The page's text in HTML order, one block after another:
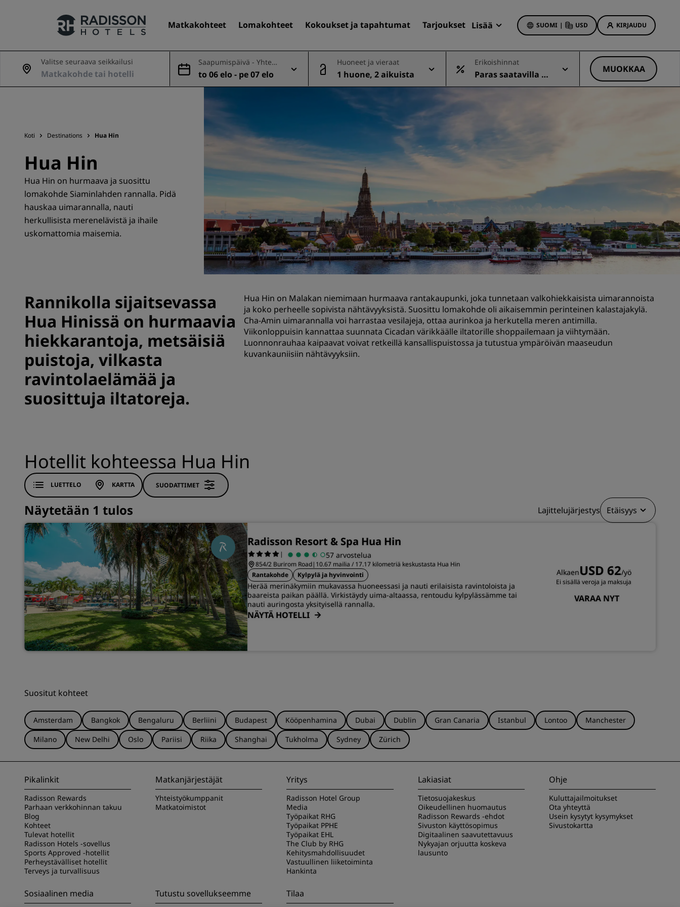
Matkakohteet Lomakohteet Kokoukset ja tapahtumat Tarjoukset Lisää
Radisson Rewards
Varaukseni
SUOMI | USD KIRJAUDU
Hotelliketjumme
Löydä itsellesi hotelli
Lomakohteet
Täyden palvelun huoneistot
Lentokenttähotellit
Uudet ja tulevat hotellit
Kokoukset ja tapahtumat
Tutustu Radisson Meetingsiin
Varaa kokoustila
Pyydä tarjous
Tapahtumakohteet
Toimialaratkaisut
Etsi lentoja
Etsi lentoja
Ruokailu
Hotellitarjoukset
Matkaideoita
Rad Pets
Hääjuhlapaikat
Vastuullisia yöpymisiä
Urheilujoukkueiden yöpymiset
Keskustan hotellit
Käy blogissamme
Radisson Rewards
Valitse seuraava seikkailusi
Saapumispäivä - Yhtee
nveto
to 06 elo - pe 07 elo
Huoneet ja vieraat
1 huone, 2 aikuista
Erikoishinnat
Paras saatavilla ol
eva hinta
MUOKKAA
Koti Destinations Hua Hin
Hua Hin
Hua Hin on hurmaava ja suosittu
lomakohde Siaminlahden rannalla. Pidä
hauskaa uimarannalla, nauti
herkullisista merenelävistä ja ihaile
uskomattomia maisemia.
Rannikolla sijaitsevassa
Hua Hinissä on hurmaavia
hiekkarantoja, metsäisiä
puistoja, vilkasta
ravintolaelämää ja
suosittuja iltatoreja.
Hua Hin on Malakan niemimaan hurmaava rantakaupunki, joka tunnetaan valkohiekkaisista uimarannoista
ja koko perheelle sopivista nähtävyyksistä. Suosittu lomakohde oli aikaisemmin perinteinen kalastajakylä.
Cha-Amin uimarannalla voi harrastaa vesilajeja, ottaa aurinkoa ja herkutella meren antimilla.
Viikonloppuisin kannattaa suunnata Cicadan värikkäälle iltatorille shoppailemaan ja viihtymään.
Luonnonrauhaa kaipaavat voivat retkeillä kansallispuistossa ja tutustua ympäröivän maaseudun
kuvankauniisiin nähtävyyksiin.
Hotellit kohteessa Hua Hin
LUETTELO KARTTA SUODATTIMET
Näytetään 1 tulos Lajittelujärjestys Etäisyys
Radisson Resort & Spa Hua Hin
| 57 arvostelua
854/2 Burirom Road| 10.67 mailia / 17.17 kilometriä keskustasta Hua Hin
Rantakohde
Kylpylä ja hyvinvointi
Herää merinäkymiin mukavassa huoneessasi ja nauti erilaisista ravintoloista ja
baareista paikan päällä. Virkistäydy uima-altaassa, rentoudu kylpylässämme tai
nauti auringosta yksityisellä rannalla.
NÄYTÄ HOTELLI
AlkaenUSD 62/yö
Ei sisällä veroja ja maksuja
VARAA NYT
Suositut kohteet
Amsterdam Bangkok Bengaluru Berliini Budapest Kööpenhamina Dubai Dublin Gran Canaria Istanbul Lontoo
Manchester
Milano
New Delhi Oslo Pariisi Riika Shanghai Tukholma Sydney Zürich
Pikalinkit
Radisson Rewards
Parhaan verkkohinnan takuu
Blog
Kohteet
Tulevat hotellit
Radisson Hotels -sovellus
Sports Approved -hotellit
Perheystävälliset hotellit
Terveys ja turvallisuus
Matkanjärjestäjät
Yhteistyökumppanit
Matkatoimistot
Yritys
Radisson Hotel Group
Media
Työpaikat RHG
Työpaikat PPHE
Työpaikat EHL
The Club by RHG
Kehitysmahdollisuudet
Vastuullinen liiketoiminta
Hankinta
Lakiasiat
Tietosuojakeskus
Oikeudellinen huomautus
Radisson Rewards -ehdot
Sivuston käyttösopimus
Digitaalinen saavutettavuus
Nykyajan orjuutta koskeva
lausunto
Ohje
Kuluttajailmoitukset
Ota yhteyttä
Usein kysytyt kysymykset
Sivustokartta
Sosiaalinen media Tutustu sovellukseemme Tilaa